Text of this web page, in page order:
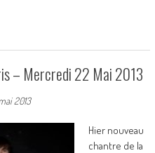
– Mercredi 22 Mai 2013
2013
Hier nouveau
chantre de la